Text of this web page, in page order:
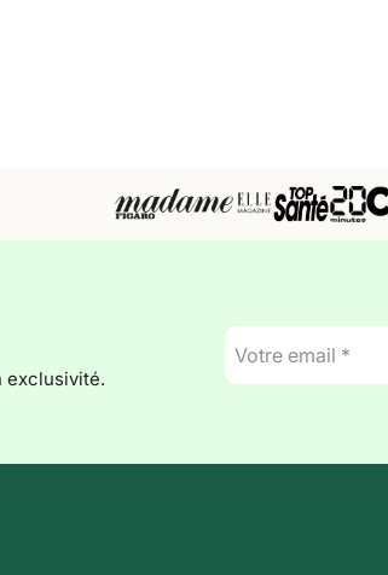
exclusivité.
E-
mail
*